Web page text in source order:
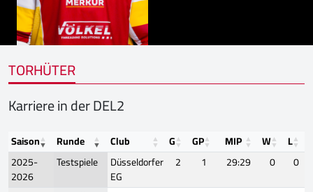
TORHÜTER
Karriere in der DEL2
Saison Runde Club G GP MIP W L
2025-
2026
Testspiele
Düsseldorfer
EG
2 1 29:29 0
0